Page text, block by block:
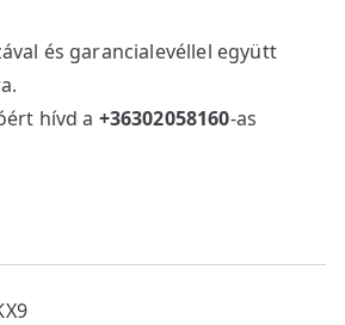
és garancialevéllel együtt
hívd a +36302058160-as